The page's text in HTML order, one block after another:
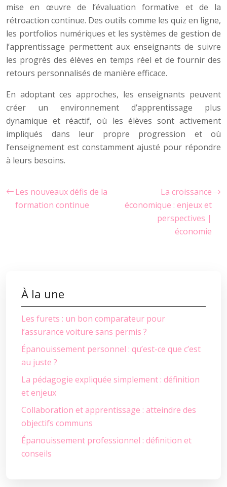
mise en œuvre de l’évaluation formative et de la
rétroaction continue. Des outils comme les quiz en ligne,
les portfolios numériques et les systèmes de gestion de
l’apprentissage permettent aux enseignants de suivre
les progrès des élèves en temps réel et de fournir des
retours personnalisés de manière efficace.
En adoptant ces approches, les enseignants peuvent
créer un environnement d’apprentissage plus
dynamique et réactif, où les élèves sont activement
impliqués dans leur propre progression et où
l’enseignement est constamment ajusté pour répondre
à leurs besoins.
Les nouveaux défis de la
formation continue
La croissance
économique : enjeux et
perspectives |
économie
À la une
Les furets : un bon comparateur pour
l’assurance voiture sans permis ?
Épanouissement personnel : qu’est-ce que c’est
au juste ?
La pédagogie expliquée simplement : définition
et enjeux
Collaboration et apprentissage : atteindre des
objectifs communs
Épanouissement professionnel : définition et
conseils